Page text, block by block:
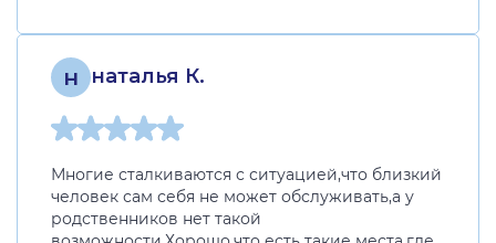
н наталья К.
Многие сталкиваются с ситуацией,что близкий
человек сам себя не может обслуживать,а у
родственников нет такой